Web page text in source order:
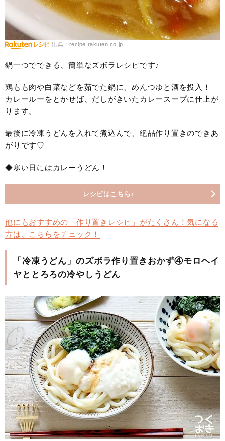
出典：recipe.rakuten.co.jp
鍋一つでできる、簡単なズボラレシピです♪
鶏もも肉や白菜などを茹でた鍋に、めんつゆと酒を投入！
カレールーをとかせば、だしがきいたカレースープに仕上が
ります。
最後に冷凍うどんを入れて煮込んで、絶品作り置きのできあ
がりです♡
◆寒い日にはカレーうどん！
レシピはこちら♪
他にもおすすめの「作り置きレシピ」がたくさん！気になる
方は、こちらをチェック！
「冷凍うどん」のズボラ作り置きおかず④モロヘイ
ヤととろろの冷やしうどん